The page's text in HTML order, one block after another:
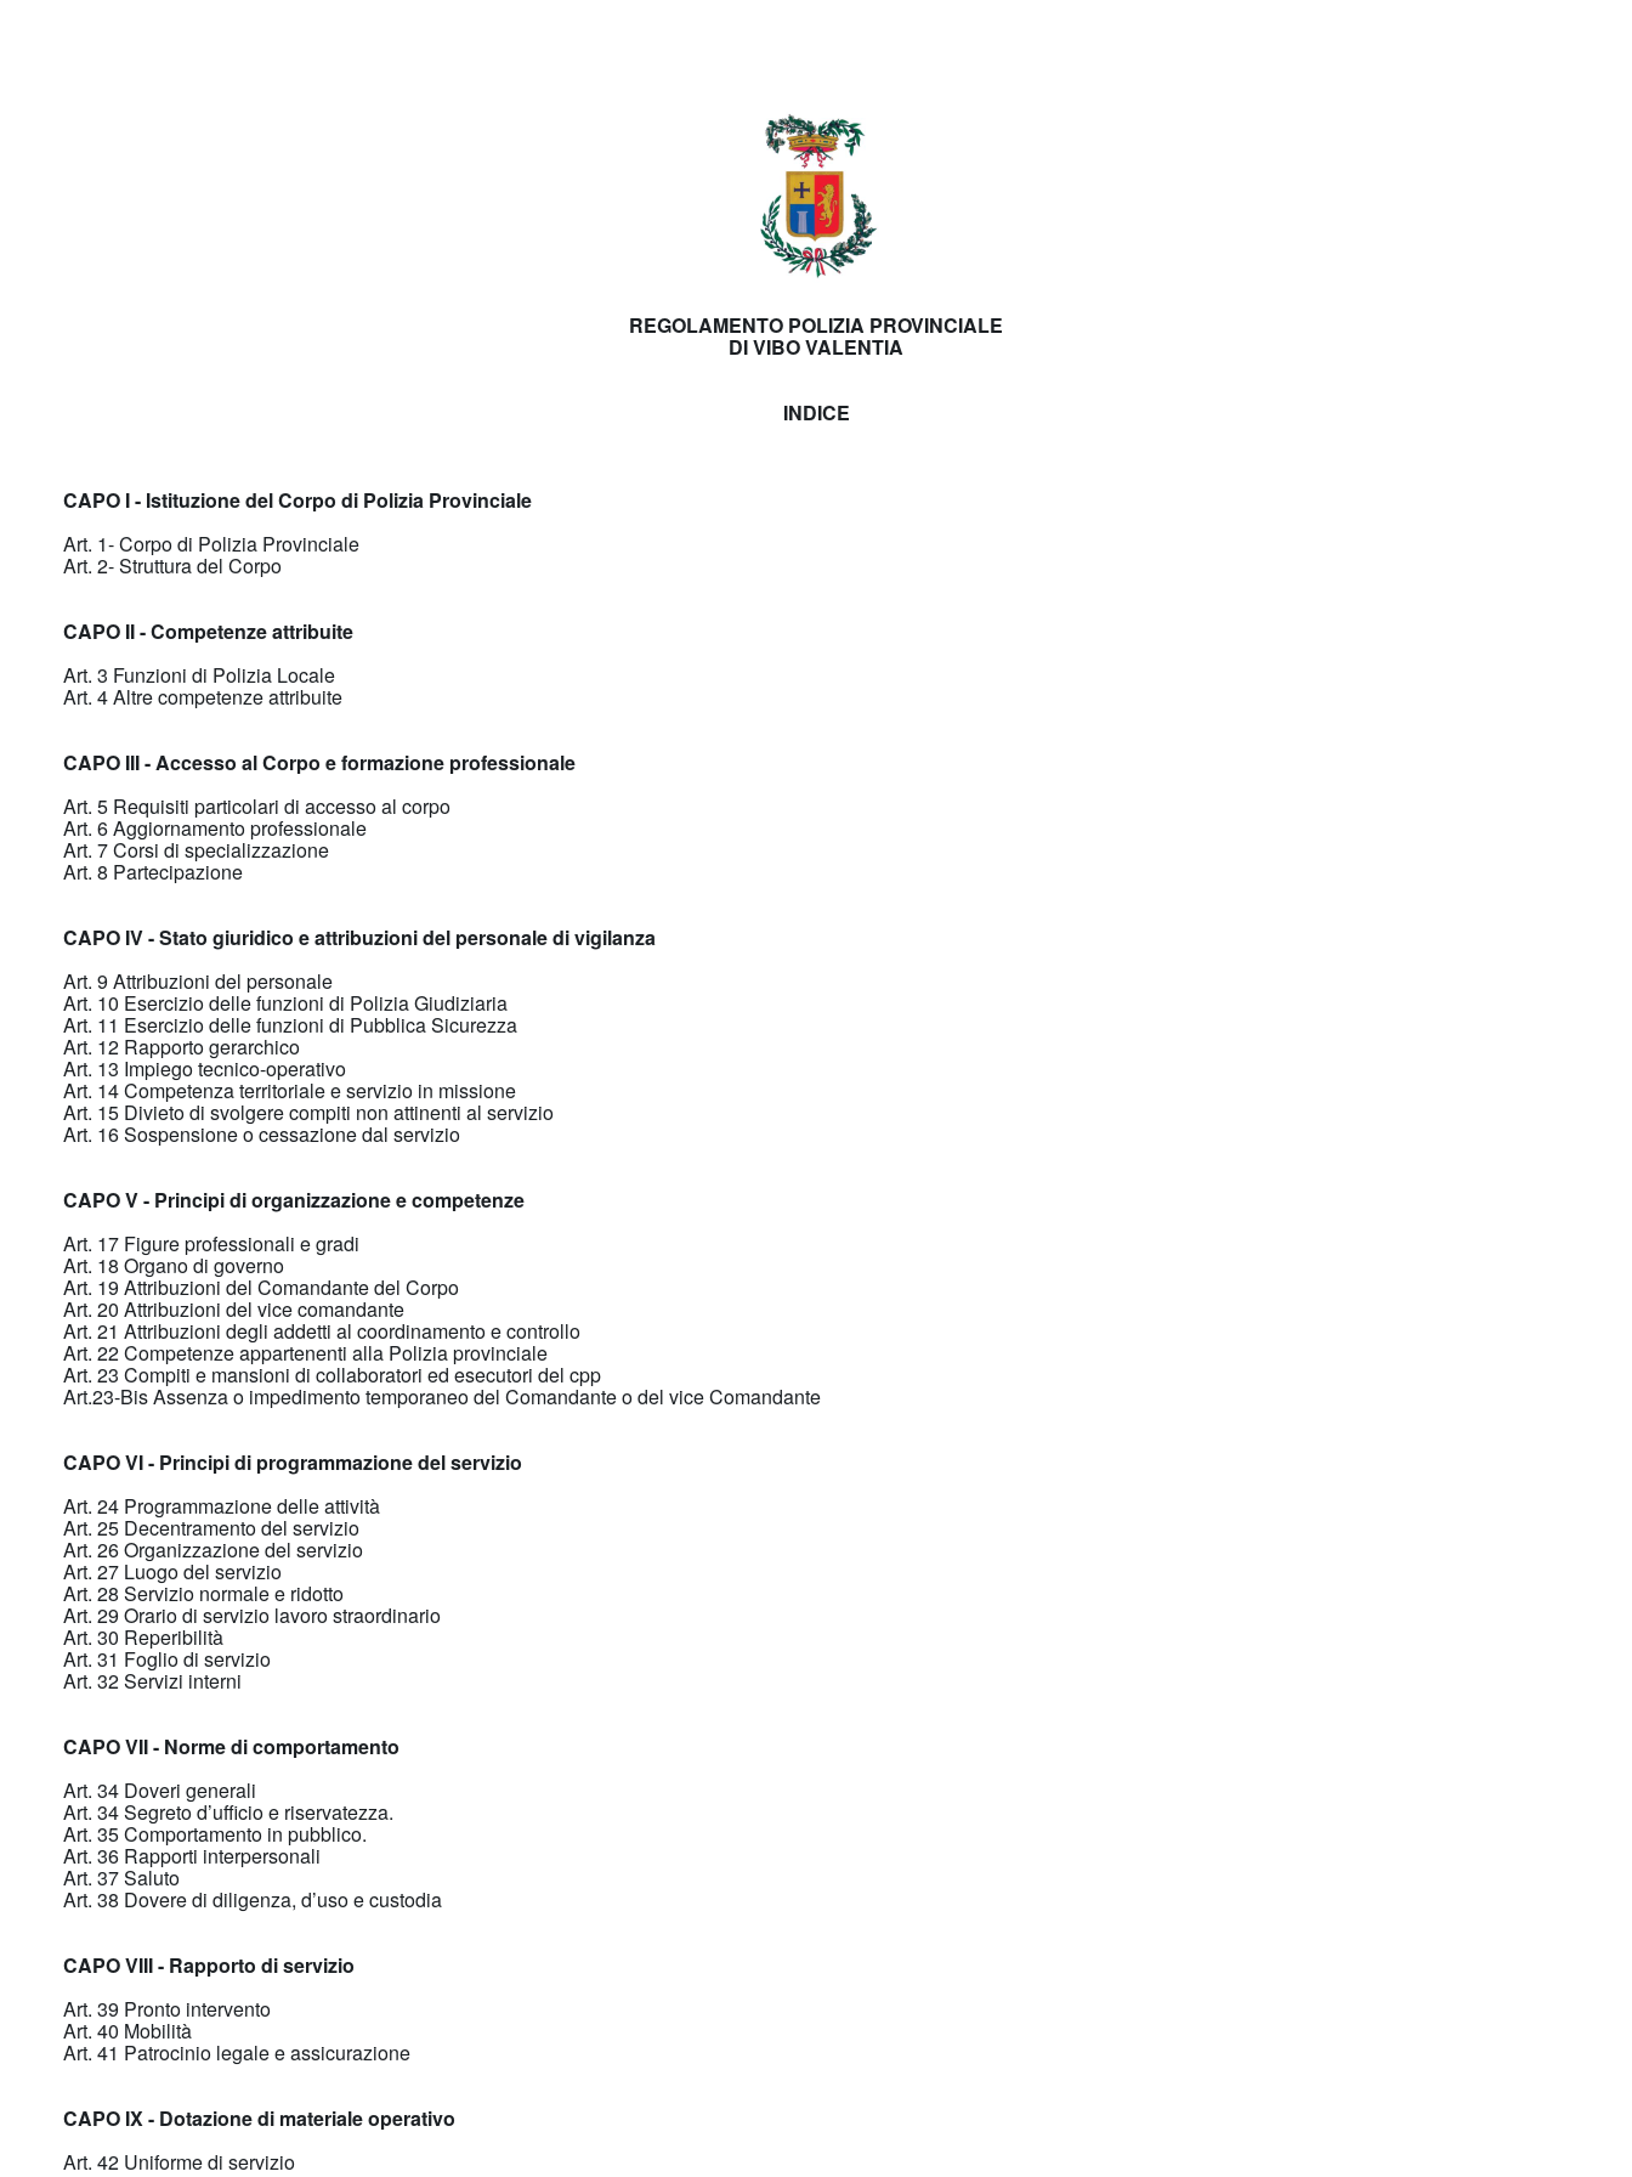
REGOLAMENTO POLIZIA PROVINCIALE
DI VIBO VALENTIA
INDICE
CAPO I - Istituzione del Corpo di Polizia Provinciale
Art. 1- Corpo di Polizia Provinciale
Art. 2- Struttura del Corpo
CAPO II - Competenze attribuite
Art. 3 Funzioni di Polizia Locale
Art. 4 Altre competenze attribuite
CAPO III - Accesso al Corpo e formazione professionale
Art. 5 Requisiti particolari di accesso al corpo
Art. 6 Aggiornamento professionale
Art. 7 Corsi di specializzazione
Art. 8 Partecipazione
CAPO IV - Stato giuridico e attribuzioni del personale di vigilanza
Art. 9 Attribuzioni del personale
Art. 10 Esercizio delle funzioni di Polizia Giudiziaria
Art. 11 Esercizio delle funzioni di Pubblica Sicurezza
Art. 12 Rapporto gerarchico
Art. 13 Impiego tecnico-operativo
Art. 14 Competenza territoriale e servizio in missione
Art. 15 Divieto di svolgere compiti non attinenti al servizio
Art. 16 Sospensione o cessazione dal servizio
CAPO V - Principi di organizzazione e competenze
Art. 17 Figure professionali e gradi
Art. 18 Organo di governo
Art. 19 Attribuzioni del Comandante del Corpo
Art. 20 Attribuzioni del vice comandante
Art. 21 Attribuzioni degli addetti al coordinamento e controllo
Art. 22 Competenze appartenenti alla Polizia provinciale
Art. 23 Compiti e mansioni di collaboratori ed esecutori del cpp
Art.23-Bis Assenza o impedimento temporaneo del Comandante o del vice Comandante
CAPO VI - Principi di programmazione del servizio
Art. 24 Programmazione delle attività
Art. 25 Decentramento del servizio
Art. 26 Organizzazione del servizio
Art. 27 Luogo del servizio
Art. 28 Servizio normale e ridotto
Art. 29 Orario di servizio lavoro straordinario
Art. 30 Reperibilità
Art. 31 Foglio di servizio
Art. 32 Servizi interni
CAPO VII - Norme di comportamento
Art. 34 Doveri generali
Art. 34 Segreto d’ufficio e riservatezza.
Art. 35 Comportamento in pubblico.
Art. 36 Rapporti interpersonali
Art. 37 Saluto
Art. 38 Dovere di diligenza, d’uso e custodia
CAPO VIII - Rapporto di servizio
Art. 39 Pronto intervento
Art. 40 Mobilità
Art. 41 Patrocinio legale e assicurazione
CAPO IX - Dotazione di materiale operativo
Art. 42 Uniforme di servizio